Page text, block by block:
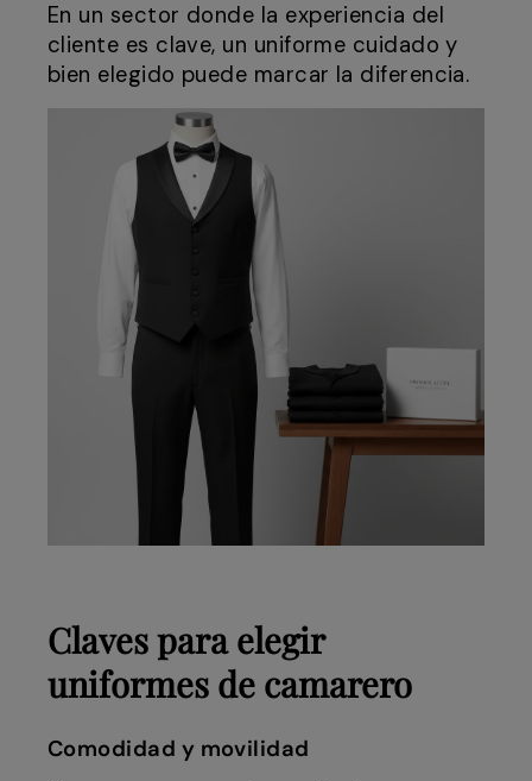
En un sector donde la experiencia del
cliente es clave, un uniforme cuidado y
bien elegido puede marcar la diferencia.
Claves para elegir
uniformes de camarero
Comodidad y movilidad